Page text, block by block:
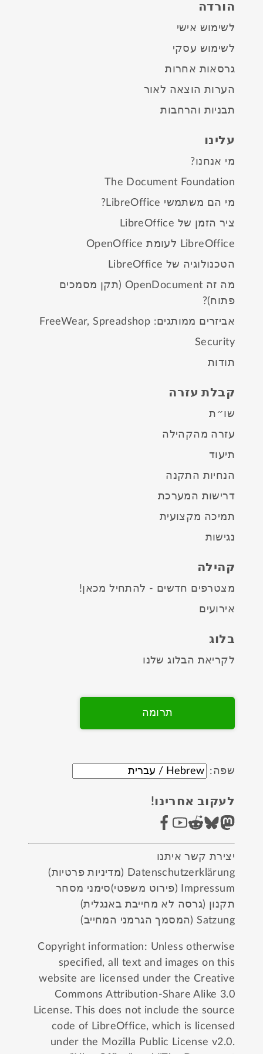
הורדה
לשימוש אישי
לשימוש עסקי
גרסאות אחרות
הערות הוצאה לאור
תבניות והרחבות
עלינו
מי אנחנו?
The Document Foundation
מי הם משתמשי LibreOffice?
ציר הזמן של LibreOffice
LibreOffice לעומת OpenOffice
הטכנולוגיה של LibreOffice
מה זה OpenDocument (תקן מסמכים
פתוח)?
אביזרים ממותגים:
FreeWear,Spreadshop
Security
תודות
קבלת עזרה
שו״ת
עזרה מהקהילה
תיעוד
הנחיות התקנה
דרישות המערכת
תמיכה מקצועית
נגישות
קהילה
מצטרפים חדשים - להתחיל מכאן!
אירועים
בלוג
לקריאת הבלוג שלנו
תרומה
שפה:
לעקוב אחרינו!
יצירת קשר איתנו
Datenschutzerklärung (מדיניות פרטיות)
Impressum (פירוט משפטי)
סימני מסחר
תקנון (גרסה לא מחייבת באנגלית)
Satzung (המסמך הגרמני המחייב)
Copyright information: Unless otherwise
specified, all text and images on this
website are licensed under the Creative
Commons Attribution-Share Alike 3.0
License. This does not include the source
code of LibreOffice, which is licensed
under the Mozilla Public License v2.0.